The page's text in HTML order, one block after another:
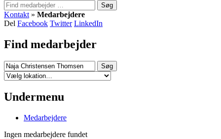
Søg
Kontakt » Medarbejdere
Del Facebook Twitter LinkedIn
Find medarbejder
Søg
Undermenu
Medarbejdere
Ingen medarbejdere fundet